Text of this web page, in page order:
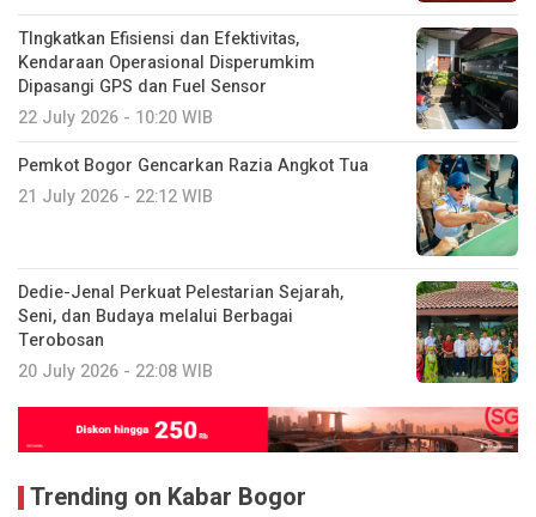
TIngkatkan Efisiensi dan Efektivitas,
Kendaraan Operasional Disperumkim
Dipasangi GPS dan Fuel Sensor
22 July 2026 - 10:20 WIB
Pemkot Bogor Gencarkan Razia Angkot Tua
21 July 2026 - 22:12 WIB
Dedie-Jenal Perkuat Pelestarian Sejarah,
Seni, dan Budaya melalui Berbagai
Terobosan
20 July 2026 - 22:08 WIB
Trending on Kabar Bogor